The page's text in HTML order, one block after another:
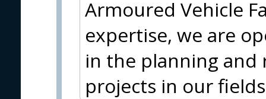
Armoured Vehicle
expertise, we are
in the planning and
projects in our